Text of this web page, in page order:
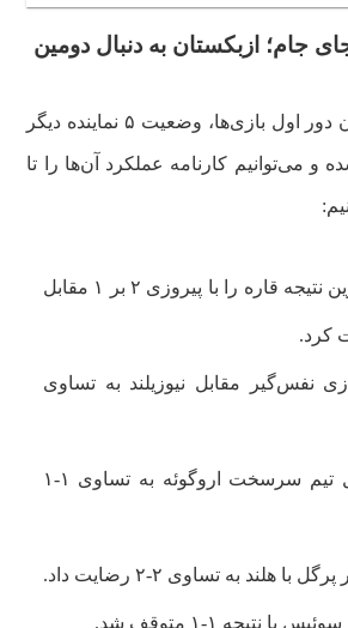
جام؛ ازبکستان به دنبال دومین
با نزدیک شدن به پایان دور اول بازی‌ها، وضعیت ۵ نماینده دیگر
می‌توانیم کارنامه عملکرد آن‌ها را تا
بهترین نتیجه قاره را با پیروزی ۲ بر ۱ مقابل
کرد.
نفس‌گیر مقابل نیوزیلند به تساوی
مقابل تیم سرسخت اروگوئه به تساوی ۱-۱
با هلند به تساوی ۲-۲ رضایت داد.
با نتیجه ۱-۱ متوقف شد.